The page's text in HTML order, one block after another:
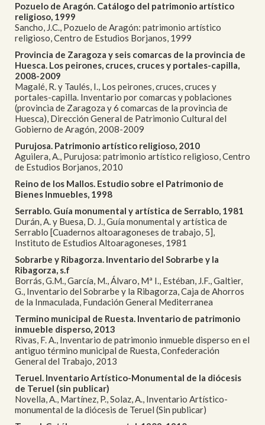
Pozuelo de Aragón. Catálogo del patrimonio artístico
religioso, 1999
Sancho, J.C., Pozuelo de Aragón: patrimonio artístico
religioso, Centro de Estudios Borjanos, 1999
Provincia de Zaragoza y seis comarcas de la provincia de
Huesca. Los peirones, cruces, cruces y portales-capilla,
2008-2009
Magalé, R. y Taulés, I., Los peirones, cruces, cruces y
portales-capilla. Inventario por comarcas y poblaciones
(provincia de Zaragoza y 6 comarcas de la provincia de
Huesca), Dirección General de Patrimonio Cultural del
Gobierno de Aragón, 2008-2009
Purujosa. Patrimonio artístico religioso, 2010
Aguilera, A., Purujosa: patrimonio artístico religioso, Centro
de Estudios Borjanos, 2010
Reino de los Mallos. Estudio sobre el Patrimonio de
Bienes Inmuebles, 1998
Serrablo. Guía monumental y artística de Serrablo, 1981
Durán, A. y Buesa, D. J., Guía monumental y artística de
Serrablo [Cuadernos altoaragoneses de trabajo, 5],
Instituto de Estudios Altoaragoneses, 1981
Sobrarbe y Ribagorza. Inventario del Sobrarbe y la
Ribagorza, s.f
Borrás, G.M., García, M., Álvaro, Mª I., Estéban, J.F., Galtier,
G., Inventario del Sobrarbe y la Ribagorza, Caja de Ahorros
de la Inmaculada, Fundación General Mediterranea
Termino municipal de Ruesta. Inventario de patrimonio
inmueble disperso, 2013
Rivas, F. A., Inventario de patrimonio inmueble disperso en el
antiguo término municipal de Ruesta, Confederación
General del Trabajo, 2013
Teruel. Inventario Artístico-Monumental de la diócesis
de Teruel (sin publicar)
Novella, A., Martínez, P., Solaz, A., Inventario Artístico-
monumental de la diócesis de Teruel (Sin publicar)